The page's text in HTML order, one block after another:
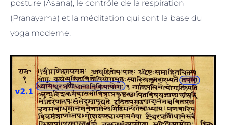
posture (Asana), le contrôle de la respiration
(Pranayama) et la méditation qui sont la base du
yoga moderne.